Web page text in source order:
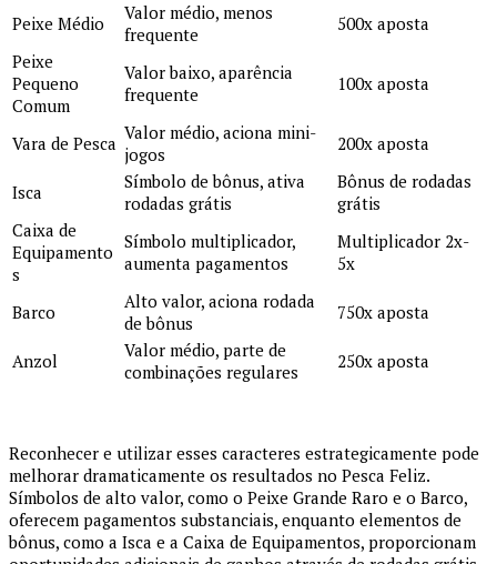
Peixe Médio
Valor médio, menos
frequente
500x aposta
Peixe
Pequeno
Comum
Valor baixo, aparência
frequente
100x aposta
Vara de Pesca Valor médio, aciona mini-
jogos
200x aposta
Isca
Símbolo de bônus, ativa
rodadas grátis
Bônus de rodadas
grátis
Caixa de
Equipamento
s
Símbolo multiplicador,
aumenta pagamentos
Multiplicador 2x-
5x
Barco
Alto valor, aciona rodada
de bônus
750x aposta
Anzol
Valor médio, parte de
combinações regulares
250x aposta
Reconhecer e utilizar esses caracteres estrategicamente pode
melhorar dramaticamente os resultados no Pesca Feliz.
Símbolos de alto valor, como o Peixe Grande Raro e o Barco,
oferecem pagamentos substanciais, enquanto elementos de
bônus, como a Isca e a Caixa de Equipamentos, proporcionam